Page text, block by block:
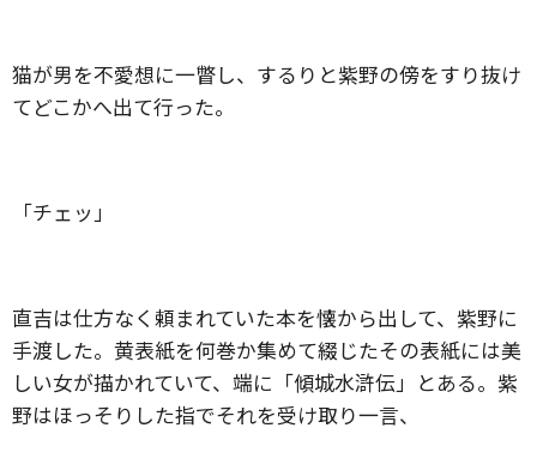
猫が男を不愛想に一瞥し、するりと紫野の傍をすり抜け
てどこかへ出て行った。
「チェッ」
直吉は仕方なく頼まれていた本を懐から出して、紫野に
手渡した。黄表紙を何巻か集めて綴じたその表紙には美
しい女が描かれていて、端に「傾城水滸伝」とある。紫
野はほっそりした指でそれを受け取り一言、